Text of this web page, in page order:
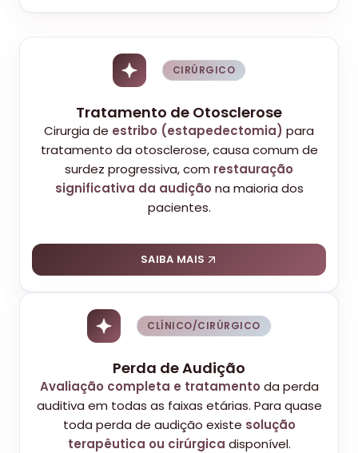
CIRÚRGICO
Tratamento de Otosclerose
Cirurgia de estribo (estapedectomia) para
tratamento da otosclerose, causa comum de
surdez progressiva, com restauração
significativa da audição na maioria dos
pacientes.
SAIBA MAIS
CLÍNICO/CIRÚRGICO
Perda de Audição
Avaliação completa e tratamento da perda
auditiva em todas as faixas etárias. Para quase
toda perda de audição existe solução
terapêutica ou cirúrgica disponível.